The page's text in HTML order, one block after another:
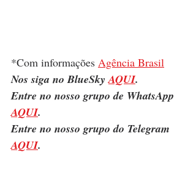
*Com informações Agência Brasil
Nos siga no BlueSky AQUI.
Entre no nosso grupo de WhatsApp
AQUI.
Entre no nosso grupo do Telegram
AQUI.